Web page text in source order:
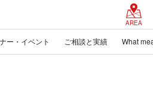
AREA
ー・イベント ご相談と実績 What